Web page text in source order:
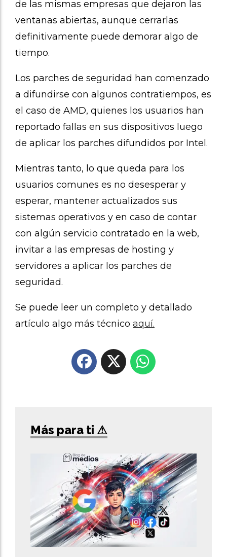
de las mismas empresas que dejaron las
ventanas abiertas, aunque cerrarlas
definitivamente puede demorar algo de
tiempo.
Los parches de seguridad han comenzado
a difundirse con algunos contratiempos, es
el caso de AMD, quienes los usuarios han
reportado fallas en sus dispositivos luego
de aplicar los parches difundidos por Intel.
Mientras tanto, lo que queda para los
usuarios comunes es no desesperar y
esperar, mantener actualizados sus
sistemas operativos y en caso de contar
con algún servicio contratado en la web,
invitar a las empresas de hosting y
servidores a aplicar los parches de
seguridad.
Se puede leer un completo y detallado
artículo algo más técnico aquí.
Más para ti ⚠